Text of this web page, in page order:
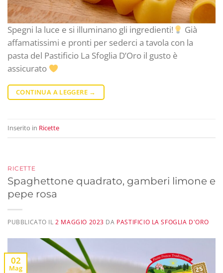
Spegni la luce e si illuminano gli ingredienti!
Già
affamatissimi e pronti per sederci a tavola con la
pasta del Pastificio La Sfoglia D’Oro il gusto è
assicurato
CONTINUA A LEGGERE →
Inserito in Ricette
RICETTE
Spaghettone quadrato, gamberi limone e
pepe rosa
PUBBLICATO IL2 MAGGIO 2023 DA PASTIFICIO LA SFOGLIA D'ORO
02
Mag